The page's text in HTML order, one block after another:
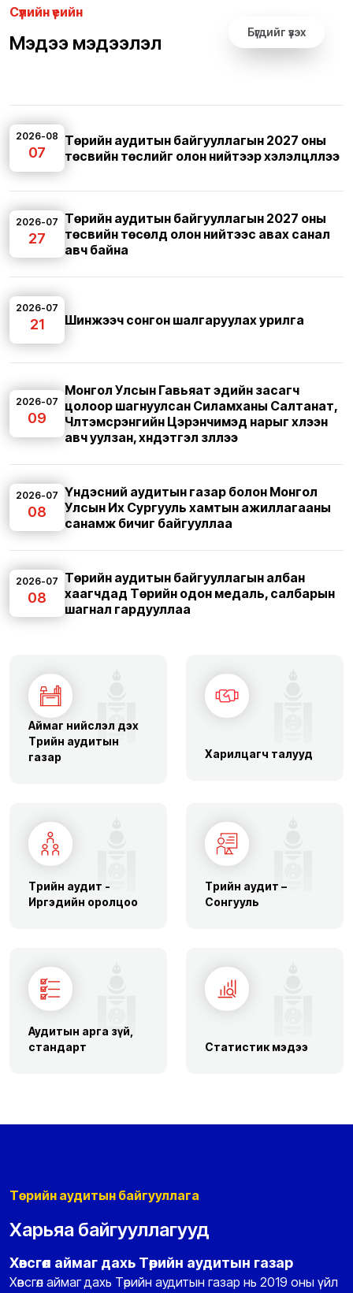
Сүүлийн үеийн
Мэдээ мэдээлэл Бүгдийг үзэх
2026-08
07
Төрийн аудитын байгууллагын 2027 оны
төсвийн төслийг олон нийтээр хэлэлцүүллээ
2026-07
27
Төрийн аудитын байгууллагын 2027 оны
төсвийн төсөлд олон нийтээс авах санал
авч байна
2026-07
21 Шинжээч сонгон шалгаруулах урилга
2026-07
09
Монгол Улсын Гавьяат эдийн засагч
цолоор шагнуулсан Силамханы Салтанат,
Чүлтэмсүрэнгийн Цэрэнчимэд нарыг хүлээн
авч уулзан, хүндэтгэл үзүүллээ
2026-07
08
Үндэсний аудитын газар болон Монгол
Улсын Их Сургууль хамтын ажиллагааны
санамж бичиг байгууллаа
2026-07
08
Төрийн аудитын байгууллагын албан
хаагчдад Төрийн одон медаль, салбарын
шагнал гардууллаа
Аймаг нийслэл дэх
Төрийн аудитын
газар
Харилцагч талууд
Төрийн аудит -
Иргэдийн оролцоо
Төрийн аудит –
Сонгууль
Аудитын арга зүй,
стандарт
Статистик мэдээ
Төрийн аудитын байгууллага
Харьяа байгууллагууд
Хөвсгөл аймаг дахь Төрийн аудитын газар
Хөвсгөл аймаг дахь Төрийн аудитын газар нь 2019 оны үйл